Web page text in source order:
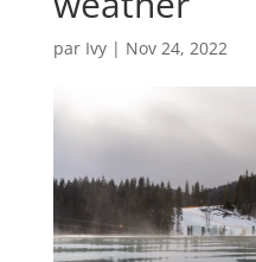
par Ivy| Nov 24, 2022